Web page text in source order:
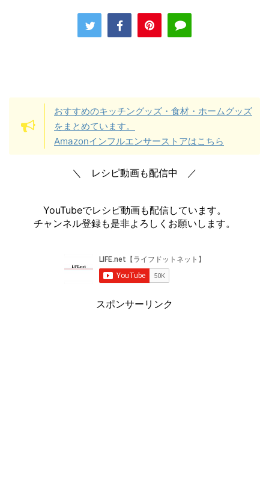
おすすめのキッチングッズ・食材・ホームグッズ
をまとめています。
Amazonインフルエンサーストアはこちら
＼ レシピ動画も配信中 ／
YouTubeでレシピ動画も配信しています。
チャンネル登録も是非よろしくお願いします。
スポンサーリンク